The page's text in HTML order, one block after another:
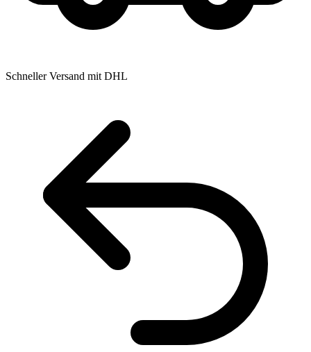
Schneller Versand mit DHL